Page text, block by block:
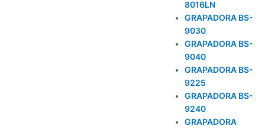
8016LN
GRAPADORA BS-
9030
GRAPADORA BS-
9040
GRAPADORA BS-
9225
GRAPADORA BS-
9240
GRAPADORA